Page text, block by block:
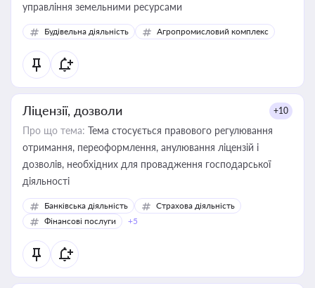
управління земельними ресурсами
Будівельна діяльність Агропромисловий комплекс
Ліцензії, дозволи +10
Про що тема: Тема стосується правового регулювання
отримання, переоформлення, анулювання ліцензій і
дозволів, необхідних для провадження господарської
діяльності
Банківська діяльність
Страхова діяльність
Фінансові послуги
+5